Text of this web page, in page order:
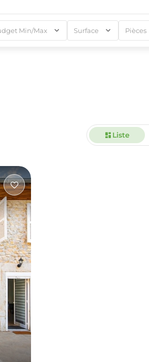
Min/Max Surface Pièces
Liste